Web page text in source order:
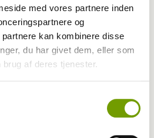
med vores partnere inden
og
kan kombinere disse
du har givet dem, eller som
af deres tjenester.
hund